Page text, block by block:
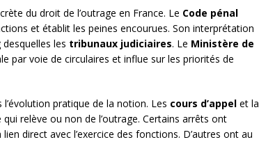
du droit de l’outrage en France. Le Code pénal
et établit les peines encourues. Son interprétation
les tribunaux judiciaires. Le Ministère de
par voie de circulaires et influe sur les priorités de
pratique de la notion. Les cours d’appel et la
relève ou non de l’outrage. Certains arrêts ont
direct avec l’exercice des fonctions. D’autres ont au